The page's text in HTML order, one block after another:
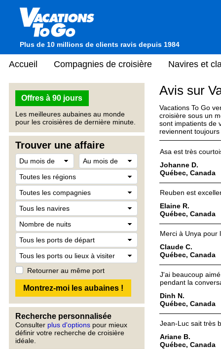
Plus de 10 millions de clients ravis depuis 1984
Accueil Compagnies de croisière Navires et
Offres à 90 jours
Les meilleures aubaines au monde
pour les croisières de dernière minute.
Trouver une affaire
Retourner au même port
Recherche personnalisée
Consulter plus d'options pour mieux
définir votre recherche de croisière
idéale.
Avis sur
Vacations To Go
croisière sous un
sont impatients de
reviennent toujours
Asa est très
Johanne D.
Québec, Canada
Reuben est
Elaine R.
Québec, Canada
Merci à Unya pour
Claude C.
Québec, Canada
J'ai beaucoup
pendant la
Dinh N.
Québec, Canada
Jean-Luc sait très
Ariane B.
Québec, Canada